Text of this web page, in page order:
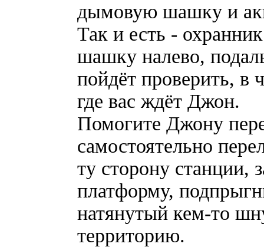
дымовую шашку и
Так и есть -
шашку налево,
пойдёт проверить, в
где вас ждёт Джон.
Помогите Джону
самостоятельно
ту сторону станции,
платформу,
натянутый кем-то
территорию.